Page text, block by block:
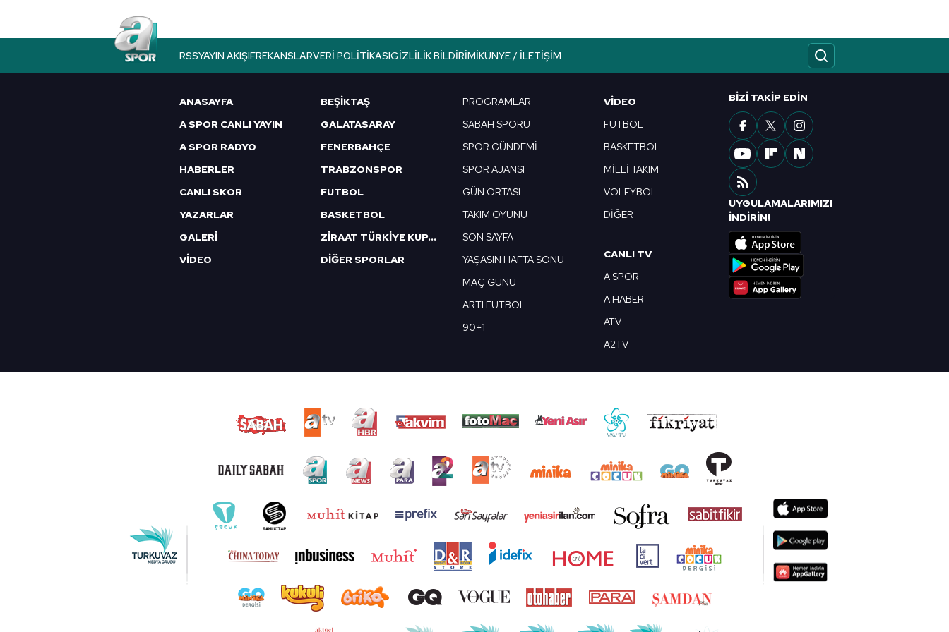
6698 sayılı Kişisel Verilerin Korunması Kanunu uyarınca hazırlanmış Aydınlatma Metnimizi okumak ve sitemizde ilgili
mevzuata uygun olarak kullanılan çerezlerle ilgili bilgi almak için lütfen
tıklayınız
RSSYAYIN AKIŞIFREKANSLARVERI POLITIKASIGIZLILIK BILDIRIMIKÜNYE / İLETIŞIM
ANASAYFA
A SPOR CANLI YAYIN
A SPOR RADYO
HABERLER
CANLI SKOR
YAZARLAR
GALERİ
VİDEO
BEŞİKTAŞ
GALATASARAY
FENERBAHÇE
TRABZONSPOR
FUTBOL
BASKETBOL
ZİRAAT TÜRKİYE KUPASI
DİĞER SPORLAR
PROGRAMLAR
SABAH SPORU
SPOR GÜNDEMİ
SPOR AJANSI
GÜN ORTASI
TAKIM OYUNU
SON SAYFA
YAŞASIN HAFTA SONU
MAÇ GÜNÜ
ARTI FUTBOL
90+1
VIDEO
FUTBOL
BASKETBOL
MİLLİ TAKIM
VOLEYBOL
DİĞER
CANLI TV
A SPOR
A HABER
ATV
A2TV
BIZI TAKIP EDIN
UYGULAMALARIMIZI
İNDİRİN!